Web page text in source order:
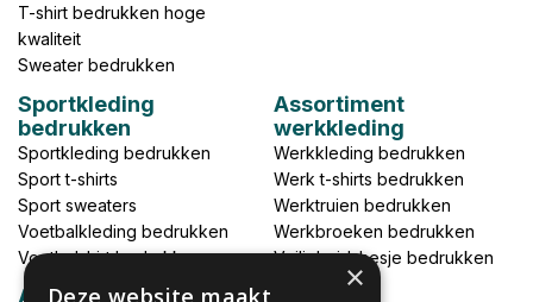
T-shirt bedrukken hoge
kwaliteit
Sweater bedrukken
Sportkleding
bedrukken
Sportkleding bedrukken
Sport t-shirts
Sport sweaters
Voetbalkleding bedrukken
Voetbalshirt bedrukken
Assortiment
werkkleding
Werkkleding bedrukken
Werk t-shirts bedrukken
Werktruien bedrukken
Werkbroeken bedrukken
Veiligheidshesje bedrukken
Accessoires
×
Deze website maakt